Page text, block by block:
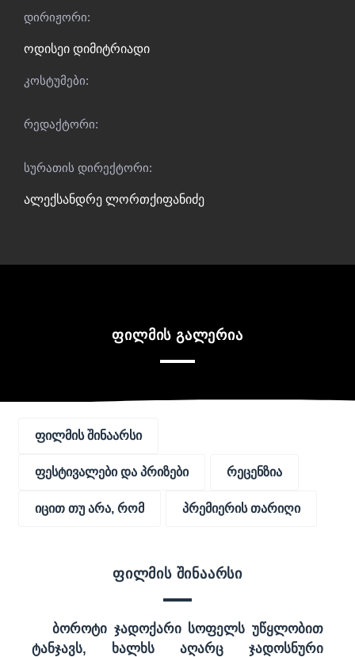
დირიჟორი:
ოდისეი დიმიტრიადი
კოსტუმები:
რედაქტორი:
სურათის დირექტორი:
ალექსანდრე ლორთქიფანიძე
ფილმის გალერია
ფილმის შინაარსი
ფესტივალები და პრიზები რეცენზია
იცით თუ არა, რომ პრემიერის თარიღი
ფილმის შინაარსი
ბოროტი ჯადოქარი სოფელს უწყლობით
ტანჯავს, ხალხს აღარც ჯადოსნური